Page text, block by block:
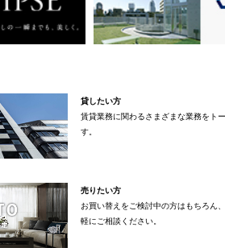
貸したい方
賃貸業務に関わるさまざまな業務をト
す。
売りたい方
お買い替えをご検討中の方はもちろん
軽にご相談ください。